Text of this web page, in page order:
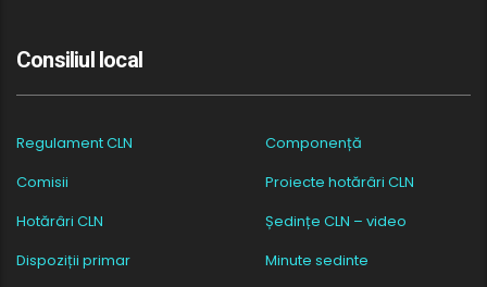
Consiliul local
Regulament CLN
Componență
Comisii
Proiecte hotărâri CLN
Hotărâri CLN
Ședințe CLN – video
Dispoziții primar
Minute sedinte